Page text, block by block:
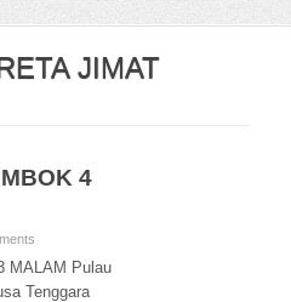
JIMAT
4
MALAM Pulau
Tenggara